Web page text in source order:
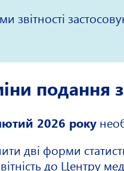
звітності
подання
2026 року
дві форми
до Центру